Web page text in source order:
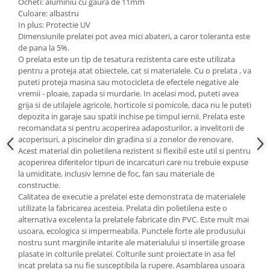
Cosuri de gunoi
Suporturi si accesorii de bucatarie
Living & hol
Mobila living
Comode
Mese cafea si decorative
Rafturi si biblioteci
Tabureti si fotolii
Mobila hol
Cuiere
Culoare: albastru
In plus: Protectie UV
Dimensiunile prelatei pot avea mici abateri, a caror toleranta este
de pana la 5%.
O prelata este un tip de tesatura rezistenta care este utilizata
pentru a proteja atat obiectele, cat si materialele. Cu o prelata , va
puteti proteja masina sau motocicleta de efectele negative ale
vremii - ploaie, zapada si murdarie. In acelasi mod, puteti avea
grija si de utilajele agricole, horticole si pomicole, daca nu le puteti
depozita in garaje sau spatii inchise pe timpul iernii. Prelata este
recomandata si pentru acoperirea adaposturilor, a invelitorii de
acoperisuri, a piscinelor din gradina si a zonelor de renovare.
Acest material din polietilena rezistent si flexibil este util si pentru
acoperirea diferitelor tipuri de incarcaturi care nu trebuie expuse
la umiditate, inclusiv lemne de foc, fan sau materiale de
constructie.
Calitatea de executie a prelatei este demonstrata de materialele
utilizate la fabricarea acesteia. Prelata din polietilena este o
alternativa excelenta la prelatele fabricate din PVC. Este mult mai
usoara, ecologica si impermeabila. Punctele forte ale produsului
nostru sunt marginile intarite ale materialului si insertiile groase
plasate in colturile prelatei. Colturile sunt proiectate in asa fel
incat prelata sa nu fie susceptibila la rupere. Asamblarea usoara